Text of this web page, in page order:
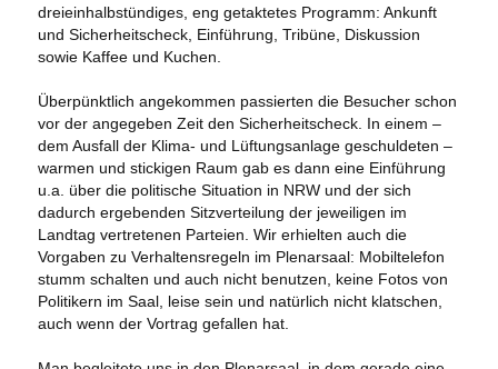
dreieinhalbstündiges, eng getaktetes Programm: Ankunft
und Sicherheitscheck, Einführung, Tribüne, Diskussion
sowie Kaffee und Kuchen.
Überpünktlich angekommen passierten die Besucher schon
vor der angegeben Zeit den Sicherheitscheck. In einem –
dem Ausfall der Klima- und Lüftungsanlage geschuldeten –
warmen und stickigen Raum gab es dann eine Einführung
u.a. über die politische Situation in NRW und der sich
dadurch ergebenden Sitzverteilung der jeweiligen im
Landtag vertretenen Parteien. Wir erhielten auch die
Vorgaben zu Verhaltensregeln im Plenarsaal: Mobiltelefon
stumm schalten und auch nicht benutzen, keine Fotos von
Politikern im Saal, leise sein und natürlich nicht klatschen,
auch wenn der Vortrag gefallen hat.